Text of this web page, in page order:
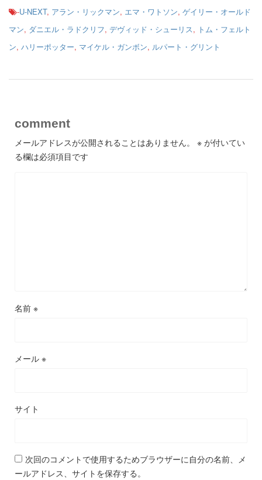
-U-NEXT, アラン・リックマン, エマ・ワトソン, ゲイリー・オールド
マン, ダニエル・ラドクリフ, デヴィッド・シューリス, トム・フェルト
ン, ハリーポッター, マイケル・ガンボン, ルパート・グリント
comment
メールアドレスが公開されることはありません。 ※ が付いてい
る欄は必須項目です
名前 ※
メール ※
サイト
次回のコメントで使用するためブラウザーに自分の名前、メ
ールアドレス、サイトを保存する。